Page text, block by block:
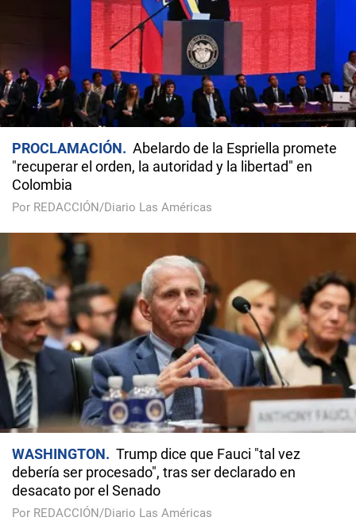
PROCLAMACIÓN
Abelardo de la Espriella promete
"recuperar el orden, la autoridad y la libertad" en
Colombia
Por REDACCIÓN/Diario Las Américas
WASHINGTON
Trump dice que Fauci "tal vez
debería ser procesado", tras ser declarado en
desacato por el Senado
Por REDACCIÓN/Diario Las Américas